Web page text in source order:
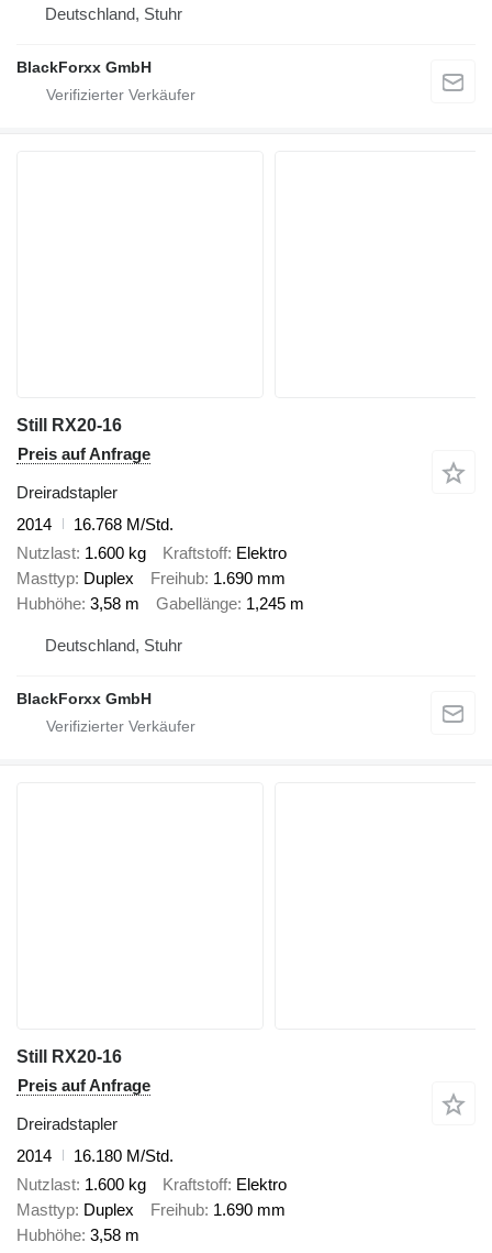
Deutschland, Stuhr
BlackForxx GmbH
Still RX20-16
Preis auf Anfrage
Dreiradstapler
2014
16.768 M/Std.
Nutzlast 1.600 kg Kraftstoff Elektro
Masttyp Duplex Freihub 1.690 mm
Hubhöhe 3,58 m Gabellänge 1,245 m
Deutschland, Stuhr
BlackForxx GmbH
Still RX20-16
Preis auf Anfrage
Dreiradstapler
2014
16.180 M/Std.
Nutzlast 1.600 kg Kraftstoff Elektro
Masttyp Duplex Freihub 1.690 mm
Hubhöhe 3,58 m